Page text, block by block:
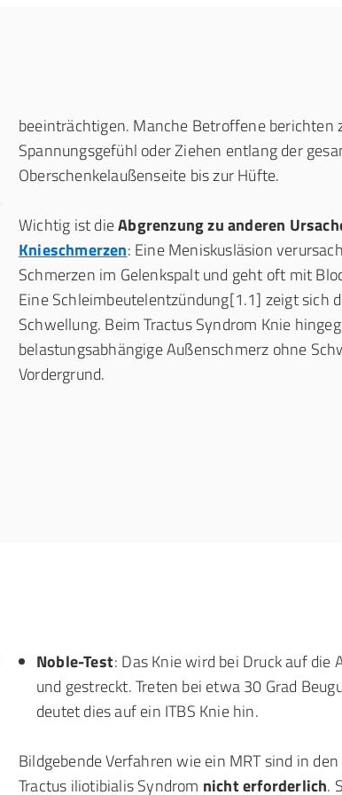
beeinträchtigen. Manche Betroffene berichten
Spannungsgefühl oder Ziehen entlang der
Oberschenkelaußenseite bis zur Hüfte.
Wichtig ist dieAbgrenzung zu anderen
Knieschmerzen: Eine Meniskusläsion
Schmerzen im Gelenkspalt und geht oft mit
Eine Schleimbeutelentzündung[1.1] zeigt sich
Schwellung. Beim Tractus Syndrom Knie
belastungsabhängige Außenschmerz ohne
Vordergrund.
Noble-Test: Das Knie wird bei Druck auf die
und gestreckt. Treten bei etwa 30 Grad
deutet dies auf ein ITBS Knie hin.
Bildgebende Verfahren wie ein MRT sind in
Tractus iliotibialis Syndrom nicht erforderlich.